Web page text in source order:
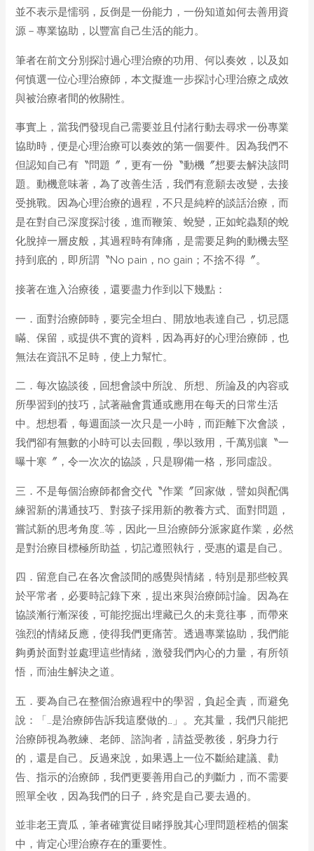
並不表示是懦弱，反倒是一份能力，一份知道如何去善用資
源－專業協助，以豐富自己生活的能力。
筆者在前文分別探討過心理治療的功用、何以奏效，以及如
何慎選一位心理治療師，本文擬進一步探討心理治療之成效
與被治療者間的攸關性。
事實上，當我們發現自己需要並且付諸行動去尋求一份專業
協助時，便是心理治療可以奏效的第一個要件。因為我們不
但認知自己有〝問題〞，更有一份〝動機〞想要去解決該問
題。動機意味著，為了改善生活，我們有意願去改變，去接
受挑戰。因為心理治療的過程，不只是純粹的談話治療，而
是在對自己深度探討後，進而鞭策、蛻變，正如蛇蟲類的蛻
化脫掉一層皮般，其過程時有陣痛，是需要足夠的動機去堅
持到底的，即所謂〝No pain，no gain；不捨不得〞。
接著在進入治療後，還要盡力作到以下幾點：
一．面對治療師時，要完全坦白、開放地表達自己，切忌隱
瞞、保留，或提供不實的資料，因為再好的心理治療師，也
無法在資訊不足時，使上力幫忙。
二．每次協談後，回想會談中所說、所想、所論及的內容或
所學習到的技巧，試著融會貫通或應用在每天的日常生活
中。想想看，每週面談一次只是一小時，而距離下次會談，
我們卻有無數的小時可以去回觀，學以致用，千萬別讓〝一
曝十寒〞，令一次次的協談，只是聊備一格，形同虛設。
三．不是每個治療師都會交代〝作業〞回家做，譬如與配偶
練習新的溝通技巧、對孩子採用新的教養方式、面對問題，
嘗試新的思考角度…等，因此一旦治療師分派家庭作業，必然
是對治療目標極所助益，切記遵照執行，受惠的還是自己。
四．留意自己在各次會談間的感覺與情緒，特別是那些較異
於平常者，必要時記錄下來，提出來與治療師討論。因為在
協談漸行漸深後，可能挖掘出埋藏已久的未竟往事，而帶來
強烈的情緒反應，使得我們更痛苦。透過專業協助，我們能
夠勇於面對並處理這些情緒，激發我們內心的力量，有所領
悟，而油生解決之道。
五．要為自己在整個治療過程中的學習，負起全責，而避免
說：「…是治療師告訴我這麼做的…」。充其量，我們只能把
治療師視為教練、老師、諮詢者，請益受教後，躬身力行
的，還是自己。反過來說，如果遇上一位不斷給建議、勸
告、指示的治療師，我們更要善用自己的判斷力，而不需要
照單全收，因為我們的日子，終究是自己要去過的。
並非老王賣瓜，筆者確實從目睹掙脫其心理問題桎梏的個案
中，肯定心理治療存在的重要性。